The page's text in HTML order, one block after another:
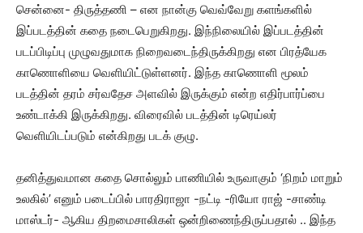
சென்னை- திருத்தணி – என நான்கு வெவ்வேறு களங்களில்
இப்படத்தின் கதை நடைபெறுகிறது. இந்நிலையில் இப்படத்தின்
படப்பிடிப்பு முழுவதுமாக நிறைவடைந்திருக்கிறது என பிரத்யேக
காணொளியை வெளியிட்டுள்ளனர். இந்த காணொளி மூலம்
படத்தின் தரம் சர்வதேச அளவில் இருக்கும் என்ற எதிர்பார்ப்பை
உண்டாக்கி இருக்கிறது. விரைவில் படத்தின் டிரெய்லர்
வெளியிடப்படும் என்கிறது படக் குழு.
தனித்துவமான கதை சொல்லும் பாணியில் உருவாகும் ‘நிறம் மாறும்
உலகில்’ எனும் படைப்பில் பாரதிராஜா -நட்டி -ரியோ ராஜ் -சாண்டி
மாஸ்டர்- ஆகிய திறமைசாலிகள் ஒன்றிணைந்திருப்பதால் .. இந்த